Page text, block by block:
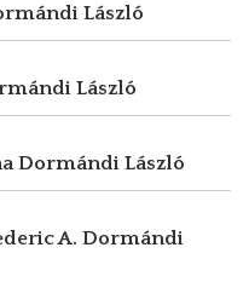
László
László
Dormándi László
A. Dormándi